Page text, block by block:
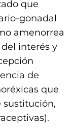
que
gonadal
amenorrea
interés y
de
que
sustitución,